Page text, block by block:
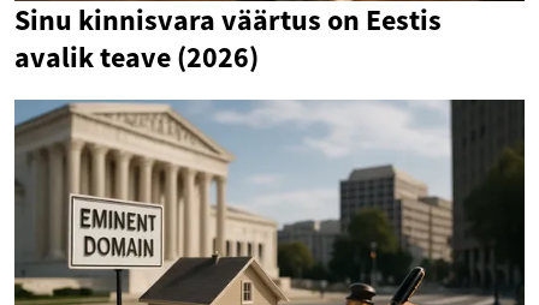
Sinu kinnisvara väärtus on Eestis
avalik teave (2026)